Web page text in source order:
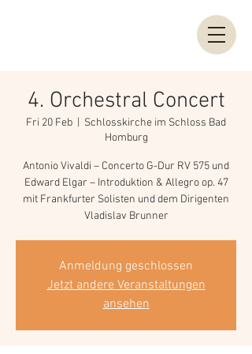
4. Orchestral Concert
Fri 20 Feb
Schlosskirche im Schloss Bad
Homburg
Antonio Vivaldi – Concerto G-Dur RV 575 und
Edward Elgar – Introduktion & Allegro op. 47
mit Frankfurter Solisten und dem Dirigenten
Anmeldung geschlossen
Jetzt andere Veranstaltungen
ansehen